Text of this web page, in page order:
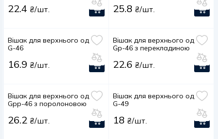
22.4 ₴/шт. 25.8 ₴/шт.
Вішак для верхнього одягу
G-46
16.9 ₴/шт.
Вішак для верхнього одягу
Gр-46 з перекладиною
22.6 ₴/шт.
Вішак для верхнього одягу
Gрр-46 з поролоновою
26.2 ₴/шт.
Вішак для верхнього одягу
G-49
18 ₴/шт.